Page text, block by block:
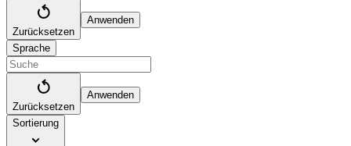
Zurücksetzen
Anwenden
Sprache
Zurücksetzen
Anwenden
Sortierung